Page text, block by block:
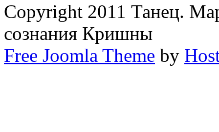
Copyright 2011 Танец.
сознания Кришны
Free Joomla Theme by